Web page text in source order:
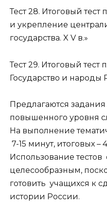
Тест 28. Итоговый
и укрепление
государства. X V в.»
Тест 29. Итоговый тест
Государство и народы
Предлагаются задания
повышенного уровня
На выполнение
7-15 минут, итоговых –
Использование тестов
целесообразным,
готовить учащихся к
истории России.